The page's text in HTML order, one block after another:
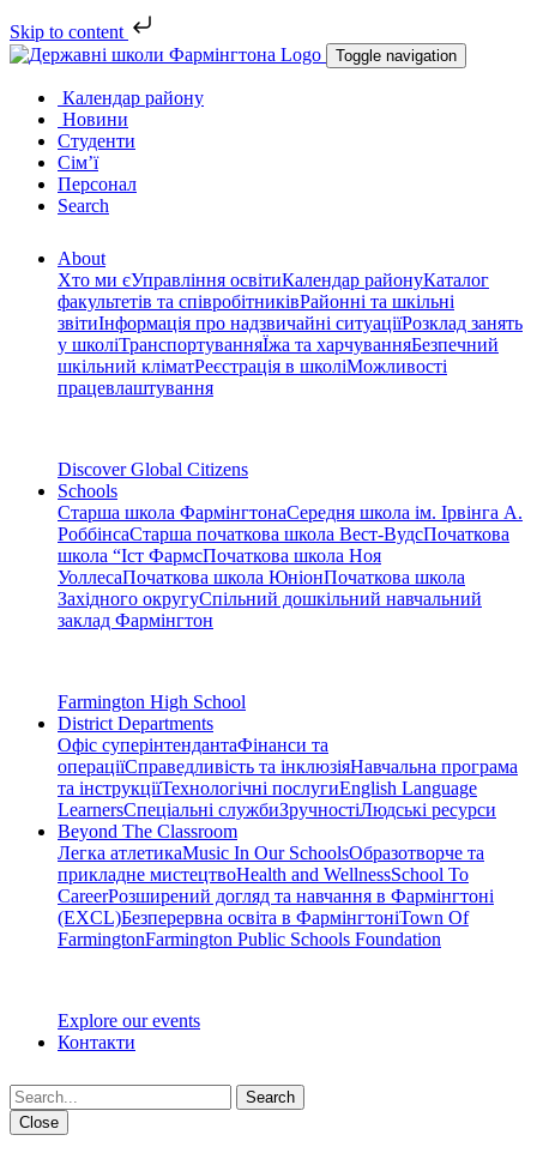
Skip to content
Toggle navigation
Календар району
Новини
Студенти
Сім’ї
Персонал
Search
About
Хто ми єУправління освітиКалендар районуКаталог
факультетів та співробітниківРайонні та шкільні
звітиІнформація про надзвичайні ситуаціїРозклад занять
у школіТранспортуванняЇжа та харчуванняБезпечний
шкільний кліматРеєстрація в школіМожливості
працевлаштування
Discover Global Citizens
Schools
Старша школа ФармінгтонаСередня школа ім. Ірвінга А.
РоббінсаСтарша початкова школа Вест-ВудсПочаткова
школа “Іст ФармсПочаткова школа Ноя
УоллесаПочаткова школа ЮніонПочаткова школа
Західного округуСпільний дошкільний навчальний
заклад Фармінгтон
Farmington High School
District Departments
Офіс суперінтендантаФінанси та
операціїСправедливість та інклюзіяНавчальна програма
та інструкціїТехнологічні послугиEnglish Language
LearnersСпеціальні службиЗручностіЛюдські ресурси
Beyond The Classroom
Легка атлетикаMusic In Our SchoolsОбразотворче та
прикладне мистецтвоHealth and WellnessSchool To
CareerРозширений догляд та навчання в Фармінгтоні
(EXCL)Безперервна освіта в ФармінгтоніTown Of
FarmingtonFarmington Public Schools Foundation
Explore our events
Контакти
Search
Close